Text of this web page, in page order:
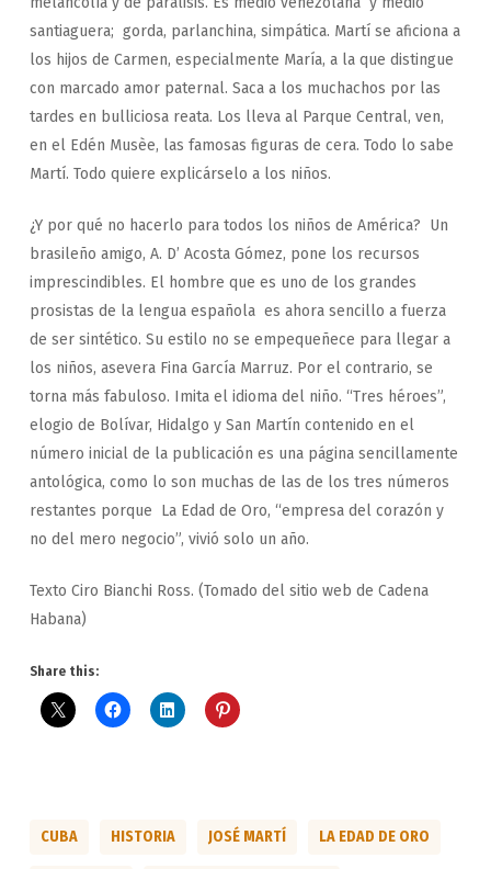
santiaguera; gorda, parlanchina, simpática. Martí se aficiona a
los hijos de Carmen, especialmente María, a la que distingue
con marcado amor paternal. Saca a los muchachos por las
tardes en bulliciosa reata. Los lleva al Parque Central, ven,
en el Edén Musèe, las famosas figuras de cera. Todo lo sabe
Martí. Todo quiere explicárselo a los niños.
¿Y por qué no hacerlo para todos los niños de América? Un
brasileño amigo, A. D’ Acosta Gómez, pone los recursos
imprescindibles. El hombre que es uno de los grandes
prosistas de la lengua española es ahora sencillo a fuerza
de ser sintético. Su estilo no se empequeñece para llegar a
los niños, asevera Fina García Marruz. Por el contrario, se
torna más fabuloso. Imita el idioma del niño. “Tres héroes”,
elogio de Bolívar, Hidalgo y San Martín contenido en el
número inicial de la publicación es una página sencillamente
antológica, como lo son muchas de las de los tres números
restantes porque La Edad de Oro, “empresa del corazón y
no del mero negocio”, vivió solo un año.
Texto Ciro Bianchi Ross. (Tomado del sitio web de Cadena
Habana)
Share this:
CUBA HISTORIA JOSÉ MARTÍ LA EDAD DE ORO